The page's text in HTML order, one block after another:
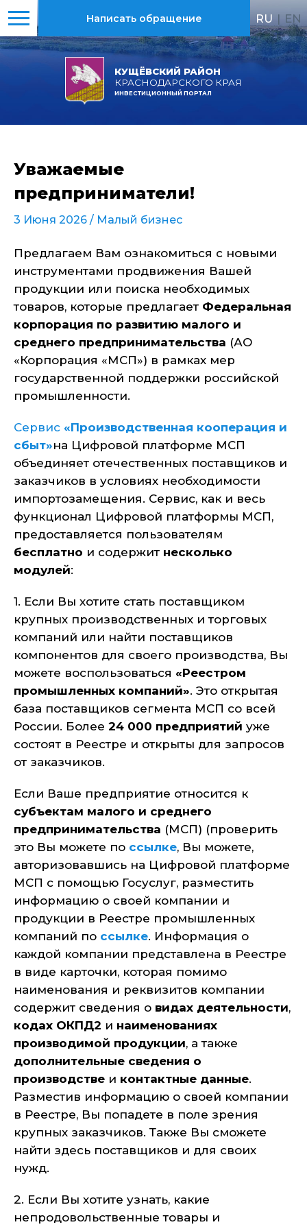
КУЩЁВСКИЙ РАЙОН
КРАСНОДАРСКОГО КРАЯ
ИНВЕСТИЦИОННЫЙ ПОРТАЛ
Написать обращение RU | EN
Уважаемые
предприниматели!
3 Июня 2026 / Малый бизнес
Предлагаем Вам ознакомиться с новыми
инструментами продвижения Вашей
продукции или поиска необходимых
товаров, которые предлагает Федеральная
корпорация по развитию малого и
среднего предпринимательства (АО
«Корпорация «МСП») в рамках мер
государственной поддержки российской
промышленности.
Сервис «Производственная кооперация и
сбыт»на Цифровой платформе МСП
объединяет отечественных поставщиков и
заказчиков в условиях необходимости
импортозамещения. Сервис, как и весь
функционал Цифровой платформы МСП,
предоставляется пользователям
бесплатно и содержит несколько
модулей:
1. Если Вы хотите стать поставщиком
крупных производственных и торговых
компаний или найти поставщиков
компонентов для своего производства, Вы
можете воспользоваться «Реестром
промышленных компаний». Это открытая
база поставщиков сегмента МСП со всей
России. Более 24 000 предприятий уже
состоят в Реестре и открыты для запросов
от заказчиков.
Если Ваше предприятие относится к
субъектам малого и среднего
предпринимательства (МСП) (проверить
это Вы можете по ссылке, Вы можете,
авторизовавшись на Цифровой платформе
МСП с помощью Госуслуг, разместить
информацию о своей компании и
продукции в Реестре промышленных
компаний по ссылке. Информация о
каждой компании представлена в Реестре
в виде карточки, которая помимо
наименования и реквизитов компании
содержит сведения о видах деятельности,
кодах ОКПД2 и наименованиях
производимой продукции, а также
дополнительные сведения о
производстве и контактные данные.
Разместив информацию о своей компании
в Реестре, Вы попадете в поле зрения
крупных заказчиков. Также Вы сможете
найти здесь поставщиков и для своих
нужд.
2. Если Вы хотите узнать, какие
непродовольственные товары и